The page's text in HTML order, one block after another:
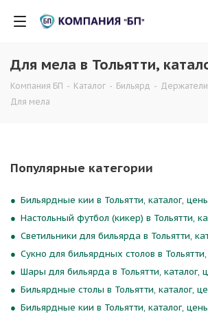
Для мела в Тольятти,
Компания БП - Каталог - Бильярд -
Для мела
Популярные категории
Бильярдные кии в Тольятти, каталог,
Настольный футбол (кикер) в Тольятти,
Светильники для бильярда в Тольятти,
Сукно для бильярдных столов в
Шары для бильярда в Тольятти, каталог,
Бильярдные столы в Тольятти, каталог,
Бильярдные кии в Тольятти, каталог,